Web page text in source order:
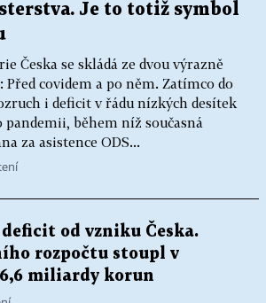
Je to totiž symbol
Česka se skládá ze dvou výrazně
covidem a po něm. Zatímco do
i deficit v řádu nízkých desítek
během níž současná
za asistence ODS...
deficit od vzniku Česka.
rozpočtu stoupl v
miliardy korun